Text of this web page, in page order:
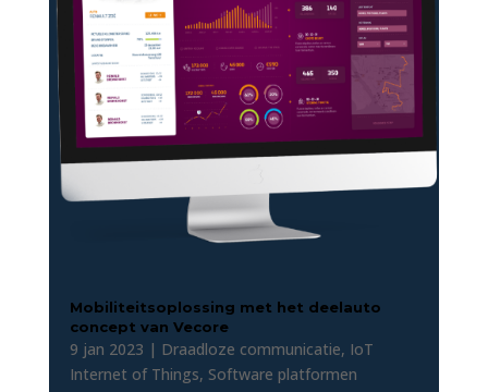
Mobiliteitsoplossing met het deelauto
concept van Vecore
9 jan 2023 | Draadloze communicatie, IoT
Internet of Things, Software platformen